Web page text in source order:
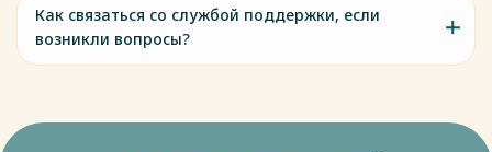
Как связаться со службой поддержки, если
возникли вопросы?